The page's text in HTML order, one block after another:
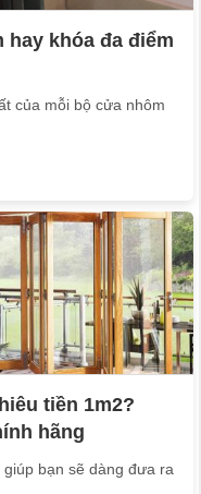
khóa đa điểm
của mỗi bộ cửa nhôm
tiền 1m2?
hãng
bạn sẽ dàng đưa ra